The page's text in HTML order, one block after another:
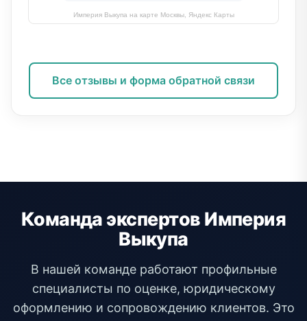
Империя Выкупа на карте Москвы, Яндекс Карты
Все отзывы и форма обратной связи
Команда экспертов Империя
Выкупа
В нашей команде работают профильные
специалисты по оценке, юридическому
оформлению и сопровождению клиентов. Это